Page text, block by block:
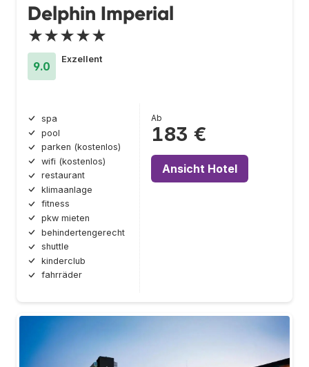
Delphin Imperial
★★★★★
9.0
Exzellent
spa
pool
parken (kostenlos)
wifi (kostenlos)
restaurant
klimaanlage
fitness
pkw mieten
behindertengerecht
shuttle
kinderclub
fahrräder
Ab
183 €
Ansicht Hotel